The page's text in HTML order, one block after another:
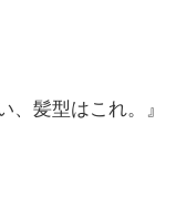
、髪型はこれ。』